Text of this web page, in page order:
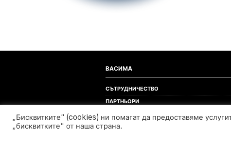
ВАСИМА
СЪТРУДНИЧЕСТВО
ПАРТНЬОРИ
КОНТАКТИ
„Бисквитките“ (cookies) ни помагат да предоставяме
„бисквитките“ от наша страна.